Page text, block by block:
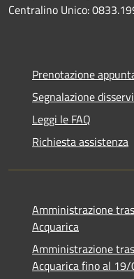
Centralino Unico:
Prenotazione
Segnalazione
Leggi le FAQ
Richiesta assistenza
Amministrazione
Acquarica
Amministrazione
Acquarica fino al